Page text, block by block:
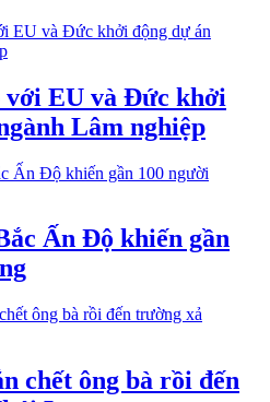
với EU và Đức khởi
Lâm nghiệp
Ấn Độ khiến gần
chết ông bà rồi đến